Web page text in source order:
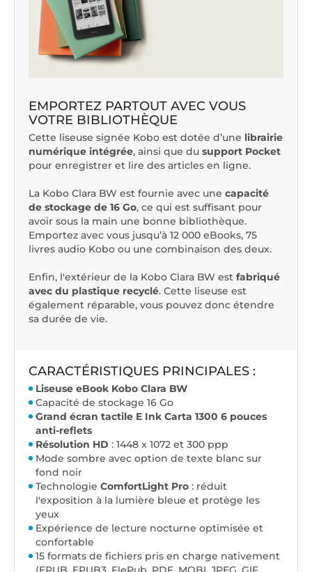
EMPORTEZ PARTOUT AVEC VOUS
VOTRE BIBLIOTHÈQUE
Cette liseuse signée Kobo est dotée d’une librairie
numérique intégrée, ainsi que du support Pocket
pour enregistrer et lire des articles en ligne.
La Kobo Clara BW est fournie avec une capacité
de stockage de 16 Go, ce qui est suffisant pour
avoir sous la main une bonne bibliothèque.
Emportez avec vous jusqu’à 12 000 eBooks, 75
livres audio Kobo ou une combinaison des deux.
Enfin, l'extérieur de la Kobo Clara BW est fabriqué
avec du plastique recyclé. Cette liseuse est
également réparable, vous pouvez donc étendre
sa durée de vie.
CARACTÉRISTIQUES PRINCIPALES :
Liseuse eBook Kobo Clara BW
Capacité de stockage 16 Go
Grand écran tactile E Ink Carta 1300 6 pouces
anti-reflets
Résolution HD : 1448 x 1072 et 300 ppp
Mode sombre avec option de texte blanc sur
fond noir
Technologie ComfortLight Pro : réduit
l'exposition à la lumière bleue et protège les
yeux
Expérience de lecture nocturne optimisée et
confortable
15 formats de fichiers pris en charge nativement